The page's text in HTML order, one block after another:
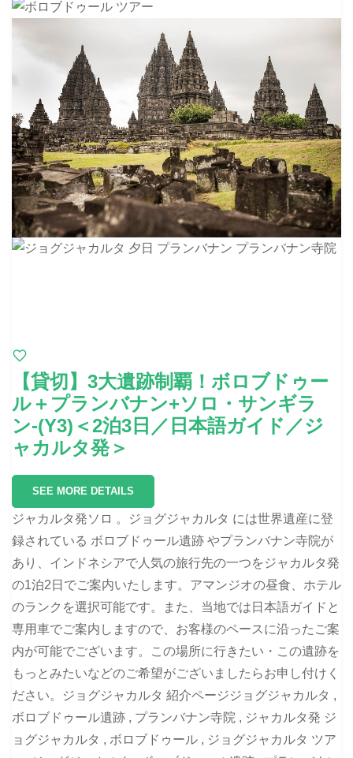
【貸切】3大遺跡制覇！ボロブドゥー
ル＋プランバナン+ソロ・サンギラ
ン-(Y3)＜2泊3日／日本語ガイド／ジ
ャカルタ発＞
SEE MORE DETAILS
ジャカルタ発ソロ 。ジョグジャカルタ には世界遺産に登
録されている ボロブドゥール遺跡 やプランバナン寺院が
あり、インドネシアで人気の旅行先の一つをジャカルタ発
の1泊2日でご案内いたします。アマンジオの昼食、ホテル
のランクを選択可能です。また、当地では日本語ガイドと
専用車でご案内しますので、お客様のペースに沿ったご案
内が可能でございます。この場所に行きたい・この遺跡を
もっとみたいなどのご希望がございましたらお申し付けく
ださい。ジョグジャカルタ 紹介ページジョグジャカルタ ,
ボロブドゥール遺跡 , プランバナン寺院 , ジャカルタ発 ジ
ョグジャカルタ , ボロブドゥール , ジョグジャカルタ ツア